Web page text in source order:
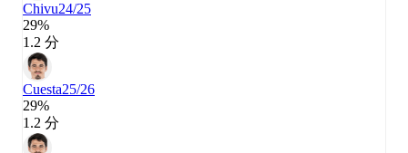
Chivu24/25
29%
1.2 分
Cuesta25/26
29%
1.2 分